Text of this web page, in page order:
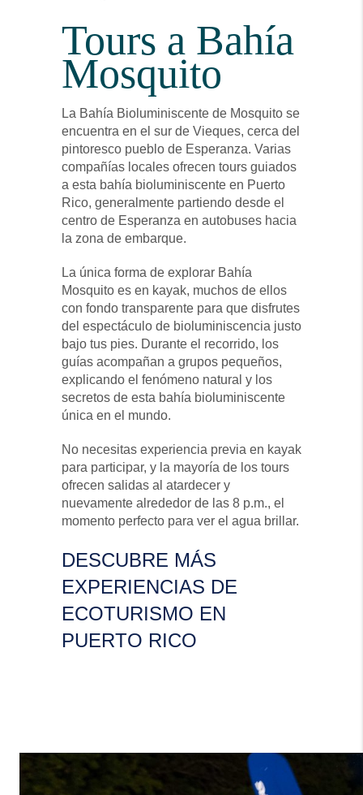
Tours a Bahía
Mosquito
La Bahía Bioluminiscente de Mosquito se
encuentra en el sur de Vieques, cerca del
pintoresco pueblo de Esperanza. Varias
compañías locales ofrecen tours guiados
a esta bahía bioluminiscente en Puerto
Rico, generalmente partiendo desde el
centro de Esperanza en autobuses hacia
la zona de embarque.
La única forma de explorar Bahía
Mosquito es en kayak, muchos de ellos
con fondo transparente para que disfrutes
del espectáculo de bioluminiscencia justo
bajo tus pies. Durante el recorrido, los
guías acompañan a grupos pequeños,
explicando el fenómeno natural y los
secretos de esta bahía bioluminiscente
única en el mundo.
No necesitas experiencia previa en kayak
para participar, y la mayoría de los tours
ofrecen salidas al atardecer y
nuevamente alrededor de las 8 p.m., el
momento perfecto para ver el agua brillar.
DESCUBRE MÁS
EXPERIENCIAS DE
ECOTURISMO EN
PUERTO RICO